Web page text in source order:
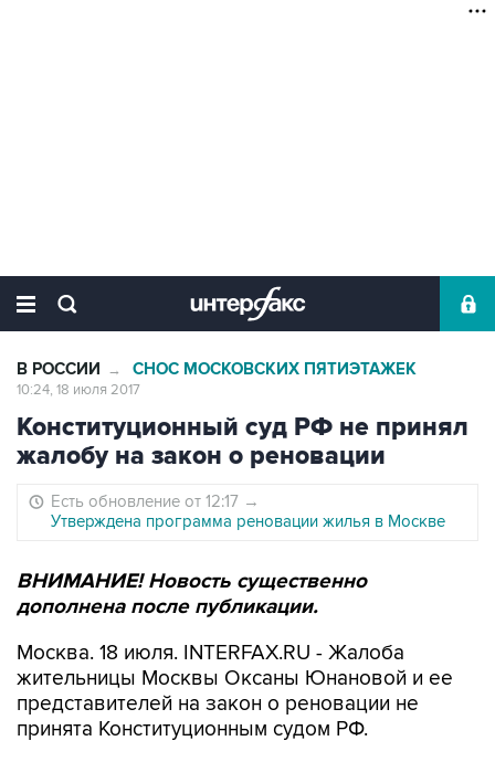
В РОССИИ → СНОС МОСКОВСКИХ ПЯТИЭТАЖЕК
10:24, 18 июля 2017
Конституционный суд РФ не принял
жалобу на закон о реновации
Есть обновление от 12:17 →
Утверждена программа реновации жилья в Москве
ВНИМАНИЕ! Новость существенно
дополнена после публикации.
Москва. 18 июля. INTERFAX.RU - Жалоба
жительницы Москвы Оксаны Юнановой и ее
представителей на закон о реновации не
принята Конституционным судом РФ.